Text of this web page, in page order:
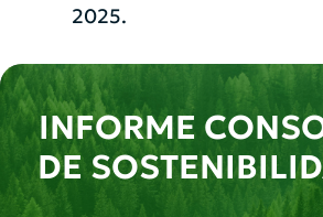
2025.
INFORME
DE